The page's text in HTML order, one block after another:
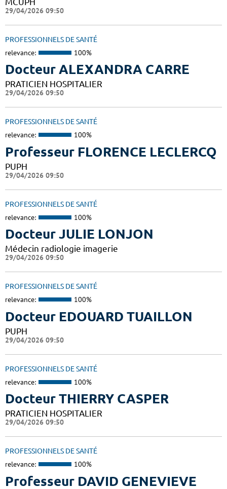
29/04/2026 09:50
PROFESSIONNELS DE SANTÉ
relevance: 100%
Docteur ALEXANDRA CARRE
PRATICIEN HOSPITALIER
29/04/2026 09:50
PROFESSIONNELS DE SANTÉ
relevance: 100%
Professeur FLORENCE LECLERCQ
PUPH
29/04/2026 09:50
PROFESSIONNELS DE SANTÉ
relevance: 100%
Docteur JULIE LONJON
Médecin radiologie imagerie
29/04/2026 09:50
PROFESSIONNELS DE SANTÉ
relevance: 100%
Docteur EDOUARD TUAILLON
PUPH
29/04/2026 09:50
PROFESSIONNELS DE SANTÉ
relevance: 100%
Docteur THIERRY CASPER
PRATICIEN HOSPITALIER
29/04/2026 09:50
PROFESSIONNELS DE SANTÉ
relevance: 100%
Professeur DAVID GENEVIEVE